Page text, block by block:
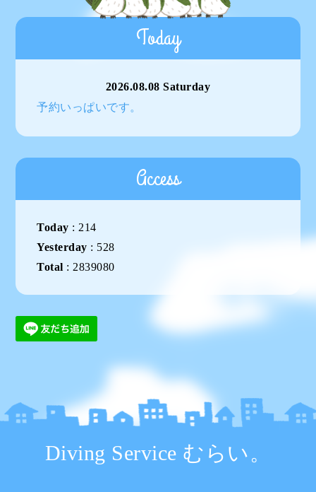
Today
2026.08.08 Saturday
予約いっぱいです。
Access
Today : 214
Yesterday : 528
Total : 2839080
Diving Service むらい。